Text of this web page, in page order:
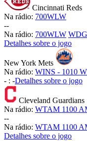
Cincinnati Reds
Na rádio: 700WLW
--
Na rádio: 700WLW
Detalhes sobre o jogo
New York Mets
Na rádio: WINS - 1010
- : -Detalhes sobre o jogo
Cleveland Guardians
Na rádio: WTAM 1100
--
Na rádio: WTAM 1100
Detalhes sobre o jogo